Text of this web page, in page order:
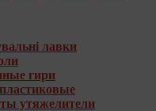
лавки
гири
утяжелители